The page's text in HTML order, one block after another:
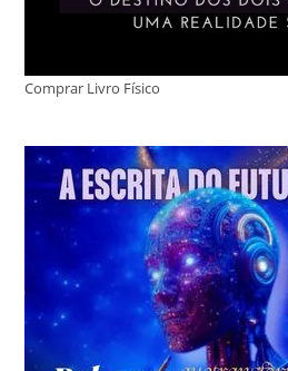
Comprar Livro Físico